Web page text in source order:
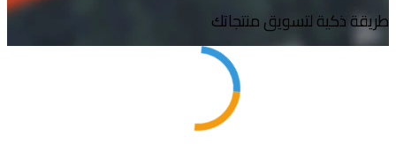
طريقة ذكية لتسويق منتجاتك